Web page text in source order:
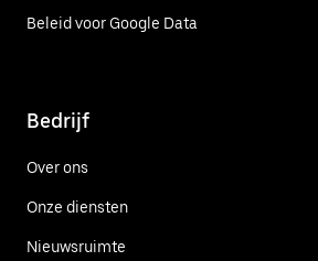
Beleid voor Google Data
Bedrijf
Over ons
Onze diensten
Nieuwsruimte